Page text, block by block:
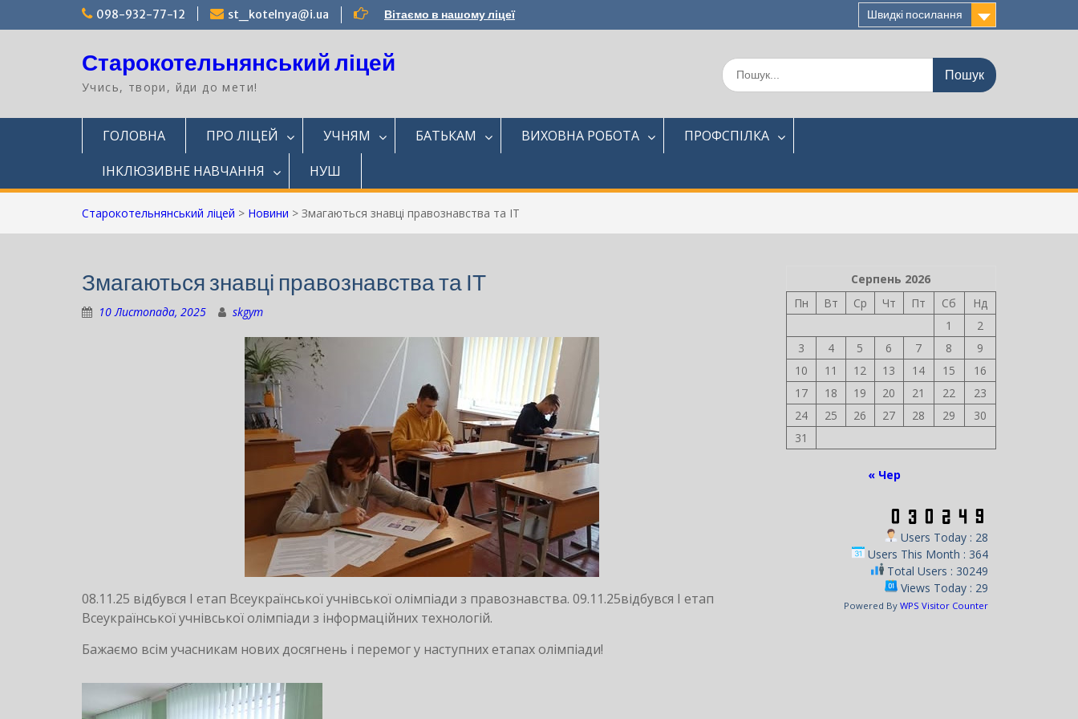
098-932-77-12 st_kotelnya@i.ua Вітаємо в нашому ліцеї Швидкі посилання
Старокотельнянський ліцей
Учись, твори, йди до мети!
Шукати:
ГОЛОВНА ПРО ЛІЦЕЙ УЧНЯМ БАТЬКАМ ВИХОВНА РОБОТА
ПРОФСПІЛКА
ІНКЛЮЗИВНЕ НАВЧАННЯ
НУШ
Старокотельнянський ліцей > Новини > Змагаються знавці правознавства та ІТ
Змагаються знавці правознавства та ІТ
10 Листопада, 2025 skgym
08.11.25 відбувся І етап Всеукраїнської учнівської олімпіади з правознавства. 09.11.25відбувся І етап
Всеукраїнської учнівської олімпіади з інформаційних технологій.
Бажаємо всім учасникам нових досягнень і перемог у наступних етапах олімпіади!
Серпень 2026
Пн
Вт Ср Чт Пт Сб
Нд
1
2
3
4 5 6 7 8
9
10
11 12 13 14 15
16
17
18 19 20 21 22
23
24
25 26 27 28 29
30
31
« Чер
Users Today : 28
Users This Month : 364
Total Users : 30249
Views Today : 29
Powered By WPS Visitor Counter